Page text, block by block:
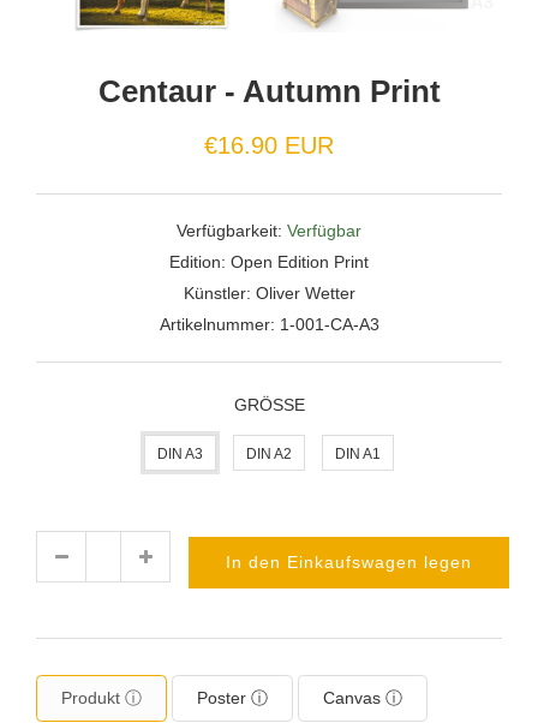
Centaur - Autumn Print
€16.90 EUR
Verfügbarkeit: Verfügbar
Edition: Open Edition Print
Künstler: Oliver Wetter
Artikelnummer: 1-001-CA-A3
GRÖSSE
DIN A3 DIN A2 DIN A1
In den Einkaufswagen legen
Produkt ⓘ Poster ⓘ Canvas ⓘ